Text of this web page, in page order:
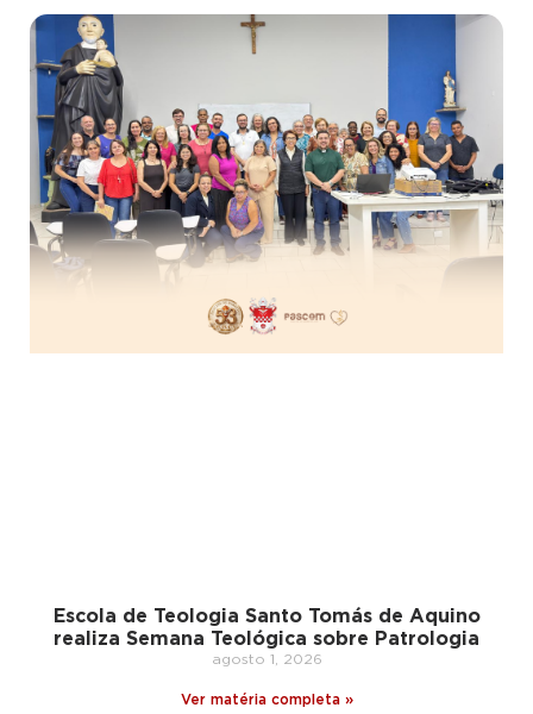
Escola de Teologia Santo Tomás de Aquino
realiza Semana Teológica sobre Patrologia
agosto 1, 2026
Ver matéria completa »